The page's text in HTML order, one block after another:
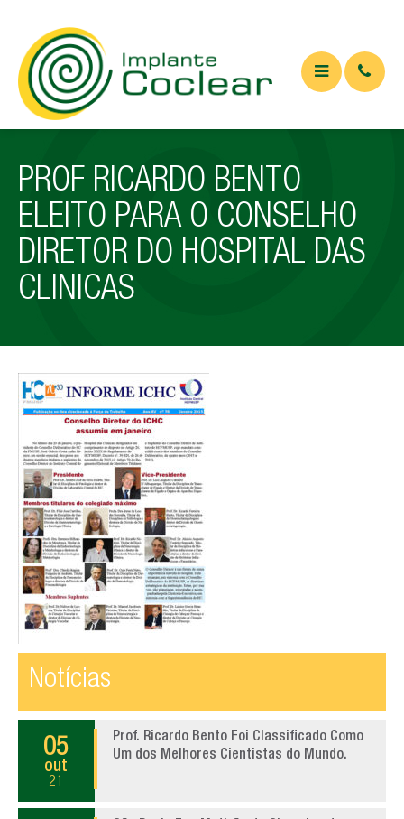
O QUE É
Implante coclear
Implante de tronco cerebral
APARELHOS
Artigos de interesse geral
AGENDA
TESTEMUNHOS
PERGUNTAS FREQUENTES
LINKS
CONTATOS
PROF RICARDO BENTO
ELEITO PARA O CONSELHO
DIRETOR DO HOSPITAL DAS
CLINICAS
Notícias
05
out
21
Prof. Ricardo Bento Foi Classificado Como
Um dos Melhores Cientistas do Mundo.